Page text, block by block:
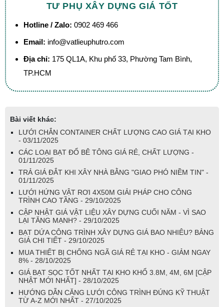
TƯ PHỤ XÂY DỰNG GIÁ TỐT
Hotline / Zalo: 0902 469 466
Email: info@vatlieuphutro.com
Địa chỉ: 175 QL1A, Khu phố 33, Phường Tam Bình,
TP.HCM
Bài viết khác:
LƯỚI CHẮN CONTAINER CHẤT LƯỢNG CAO GIÁ TẠI KHO
- 03/11/2025
CÁC LOẠI BẠT ĐỔ BÊ TÔNG GIÁ RẺ, CHẤT LƯỢNG -
01/11/2025
TRẢ GIÁ ĐẮT KHI XÂY NHÀ BẰNG "GIAO PHÓ NIỀM TIN" -
01/11/2025
LƯỚI HỨNG VẬT RƠI 4X50M GIẢI PHÁP CHO CÔNG
TRÌNH CAO TẦNG - 29/10/2025
CẬP NHẬT GIÁ VẬT LIỆU XÂY DỰNG CUỐI NĂM - VÌ SAO
LẠI TĂNG MẠNH? - 29/10/2025
BẠT DỨA CÔNG TRÌNH XÂY DỰNG GIÁ BAO NHIÊU? BẢNG
GIÁ CHI TIẾT - 29/10/2025
MUA THIẾT BỊ CHỐNG NGÃ GIÁ RẺ TẠI KHO - GIẢM NGAY
8% - 28/10/2025
GIÁ BẠT SỌC TỐT NHẤT TẠI KHO KHỔ 3.8M, 4M, 6M [CẬP
NHẬT MỚI NHẤT] - 28/10/2025
HƯỚNG DẪN CĂNG LƯỚI CÔNG TRÌNH ĐÚNG KỸ THUẬT
TỪ A-Z MỚI NHẤT - 27/10/2025